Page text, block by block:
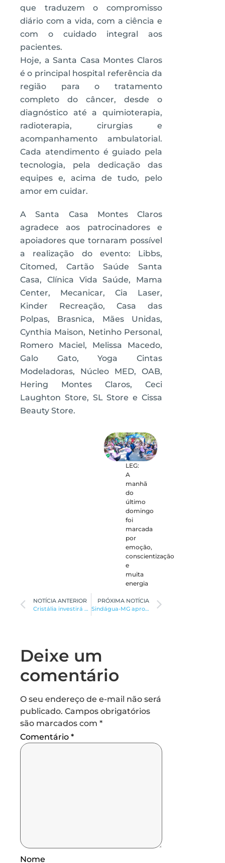
que traduzem o compromisso
diário com a vida, com a ciência e
com o cuidado integral aos
pacientes.
Hoje, a Santa Casa Montes Claros
é o principal hospital referência da
região para o tratamento
completo do câncer, desde o
diagnóstico até a quimioterapia,
radioterapia, cirurgias e
acompanhamento ambulatorial.
Cada atendimento é guiado pela
tecnologia, pela dedicação das
equipes e, acima de tudo, pelo
amor em cuidar.
A Santa Casa Montes Claros
agradece aos patrocinadores e
apoiadores que tornaram possível
a realização do evento: Libbs,
Citomed, Cartão Saúde Santa
Casa, Clínica Vida Saúde, Mama
Center, Mecanicar, Cia Laser,
Kinder Recreação, Casa das
Polpas, Brasnica, Mães Unidas,
Cynthia Maison, Netinho Personal,
Romero Maciel, Melissa Macedo,
Galo Gato, Yoga Cintas
Modeladoras, Núcleo MED, OAB,
Hering Montes Claros, Ceci
Laughton Store, SL Store e Cissa
Beauty Store.
LEG:
A
manhã
do
último
domingo
foi
marcada
por
emoção,
conscientização
e
muita
energia
NOTÍCIA ANTERIOR
Cristália investirá R$ 350 milhões na cidade
PRÓXIMA NOTÍCIA
Sindágua-MG aprova greve para a próxima terça-feira
Deixe um
comentário
O seu endereço de e-mail não será
publicado. Campos obrigatórios
são marcados com *
Comentário *
Nome